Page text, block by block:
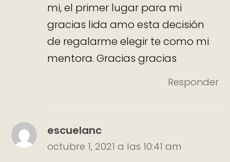
mi, el primer lugar para mi
gracias lida amo esta decisión
de regalarme elegir te como mi
mentora. Gracias gracias
Responder
escuelanc
octubre 1, 2021 a las 10:41 am